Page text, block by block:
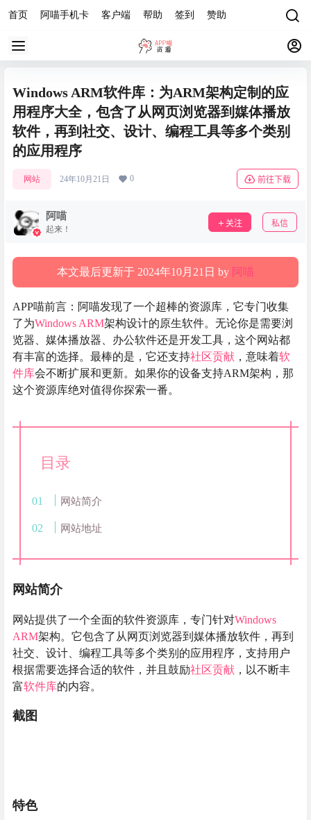
首页 阿喵手机卡 客户端 帮助 签到 赞助
Windows ARM软件库：为ARM架构定制的应
用程序大全，包含了从网页浏览器到媒体播放
软件，再到社交、设计、编程工具等多个类别
的应用程序
网站 24年10月21日 0 前往下载
阿喵
起来！
关注 私信
本文最后更新于 2024年10月21日 by 阿喵
APP喵前言：阿喵发现了一个超棒的资源库，它专门收集
了为Windows ARM架构设计的原生软件。无论你是需要浏
览器、媒体播放器、办公软件还是开发工具，这个网站都
有丰富的选择。最棒的是，它还支持社区贡献 ，意味着软
件库会不断扩展和更新。如果你的设备支持ARM架构，那
这个资源库绝对值得你探索一番。
目录
网站简介
网站地址
网站简介
网站提供了一个全面的软件资源库，专门针对Windows
ARM架构。它包含了从网页浏览器到媒体播放软件，再到
社交、设计、编程工具等多个类别的应用程序，支持用户
根据需要选择合适的软件，并且鼓励社区贡献 ，以不断丰
富软件库的内容。
截图
特色